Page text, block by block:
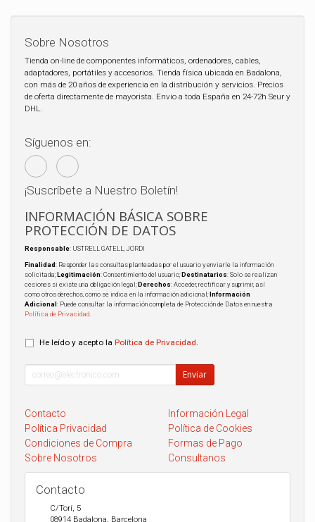
Sobre Nosotros
Tienda on-line de componentes informáticos, ordenadores, cables,
adaptadores, portátiles y accesorios. Tienda física ubicada en Badalona,
con más de 20 años de experiencia en la distribución y servicios. Precios
de oferta directamente de mayorista. Envio a toda España en 24-72h Seur y
DHL.
Síguenos en:
¡Suscríbete a Nuestro Boletín!
INFORMACIÓN BÁSICA SOBRE
PROTECCIÓN DE DATOS
Responsable: USTRELL GATELL, JORDI
Finalidad: Responder las consultas planteadas por el usuario y enviarle la información
solicitada;Legitimación: Consentimiento del usuario;Destinatarios: Solo se realizan
cesiones si existe una obligación legal;Derechos: Acceder, rectificar y suprimir, así
como otros derechos, como se indica en la información adicional;Información
Adicional: Puede consultar la información completa de Protección de Datos en nuestra
Política de Privacidad
He leído y acepto la Política de Privacidad
Enviar
Contacto
Información Legal
Política Privacidad
Política de Cookies
Condiciones de Compra
Formas de Pago
Sobre Nosotros
Consultanos
Contacto
C/Torí, 5
08914 Badalona Barcelona